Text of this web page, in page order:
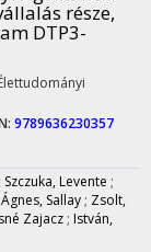
része,
DTP3-
9789636230357
Szczuka, Levente ;
Ágnes, Sallay ; Zsolt,
Zajacz ; István,